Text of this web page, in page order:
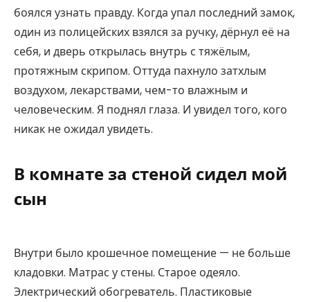
боялся узнать правду. Когда упал последний замок,
один из полицейских взялся за ручку, дёрнул её на
себя, и дверь открылась внутрь с тяжёлым,
протяжным скрипом. Оттуда пахнуло затхлым
воздухом, лекарствами, чем-то влажным и
человеческим. Я поднял глаза. И увидел того, кого
никак не ожидал увидеть.
В комнате за стеной сидел мой
сын
Внутри было крошечное помещение — не больше
кладовки. Матрас у стены. Старое одеяло.
Электрический обогреватель. Пластиковые